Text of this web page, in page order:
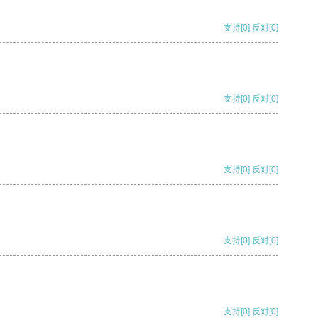
支持[0] 反对[0]
支持[0] 反对[0]
支持[0] 反对[0]
支持[0] 反对[0]
支持[0] 反对[0]